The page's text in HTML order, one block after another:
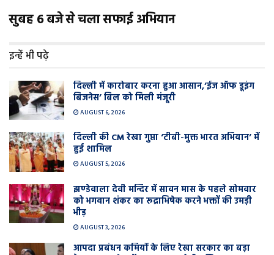
सुबह 6 बजे से चला सफाई अभियान
इन्हें भी पढ़े
दिल्ली में कारोबार करना हुआ आसान,’ईज ऑफ डूइंग
बिजनेस’ बिल को मिली मंजूरी
AUGUST 6, 2026
दिल्ली की CM रेखा गुप्ता ‘टीबी-मुक्त भारत अभियान’ में
हुई शामिल
AUGUST 5, 2026
झण्डेवाला देवी मन्दिर में सावन मास के पहले सोमवार
को भगवान शंकर का रूद्राभिषेक करने भक्तों की उमड़ी
भीड़
AUGUST 3, 2026
आपदा प्रबंधन कर्मियों के लिए रेखा सरकार का बड़ा